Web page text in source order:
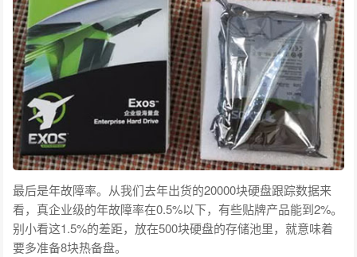
最后是年故障率。从我们去年出货的20000块硬盘跟踪数据来
看，真企业级的年故障率在0.5%以下，有些贴牌产品能到2%。
别小看这1.5%的差距，放在500块硬盘的存储池里，就意味着
要多准备8块热备盘。